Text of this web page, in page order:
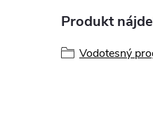
Produkt
Vodotesný